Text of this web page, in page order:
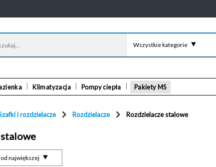
Wszystkie kategorie
Klimatyzacja Pompy ciepła Pakiety MS
i rozdzielacze Rozdzielacze Rozdzielacze stalowe
największej